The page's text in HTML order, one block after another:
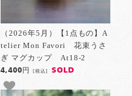
（2026年5月）【1点もの】A
telier Mon Favori 花束うさ
ぎ マグカップ At18-2
4,400円 [税込] SOLD